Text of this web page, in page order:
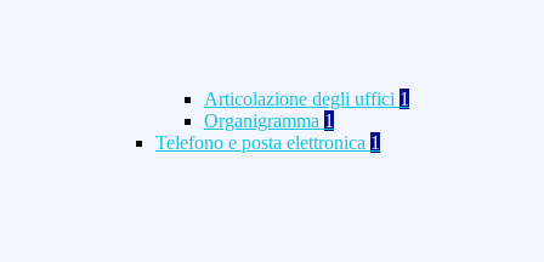
Articolazione degli uffici 1
Organigramma 1
Telefono e posta elettronica 1